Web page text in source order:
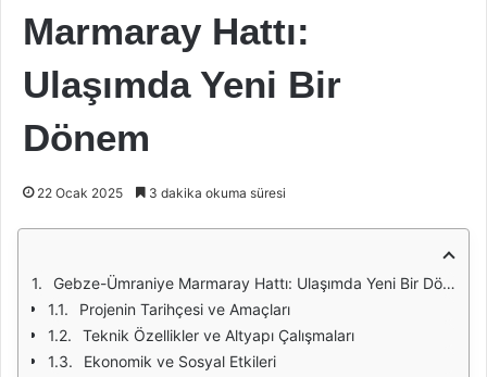
Marmaray Hattı:
Ulaşımda Yeni Bir
Dönem
22 Ocak 2025 3 dakika okuma süresi
Gebze-Ümraniye Marmaray Hattı: Ulaşımda Yeni Bir Dönem
Projenin Tarihçesi ve Amaçları
Teknik Özellikler ve Altyapı Çalışmaları
Ekonomik ve Sosyal Etkileri